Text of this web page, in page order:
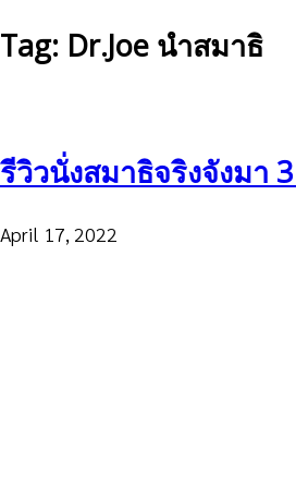
Tag: Dr.Joe นำสมาธิ
รีวิวนั่งสมาธิจริงจังมา
April 17, 2022